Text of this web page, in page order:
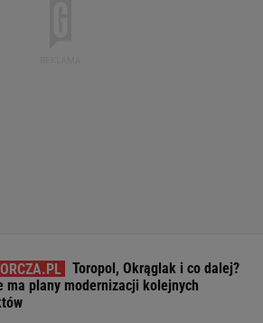
Toropol, Okrąglak i co dalej?
ma plany modernizacji kolejnych